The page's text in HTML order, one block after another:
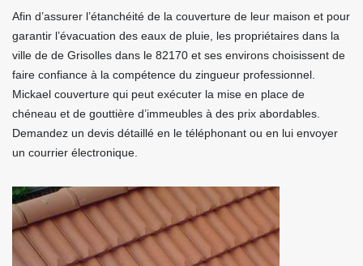
Afin d’assurer l’étanchéité de la couverture de leur maison et pour
garantir l’évacuation des eaux de pluie, les propriétaires dans la
ville de de Grisolles dans le 82170 et ses environs choisissent de
faire confiance à la compétence du zingueur professionnel.
Mickael couverture qui peut exécuter la mise en place de
chéneau et de gouttière d’immeubles à des prix abordables.
Demandez un devis détaillé en le téléphonant ou en lui envoyer
un courrier électronique.